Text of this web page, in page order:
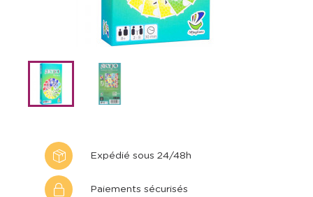
Expédié sous 24/48h
Paiements sécurisés